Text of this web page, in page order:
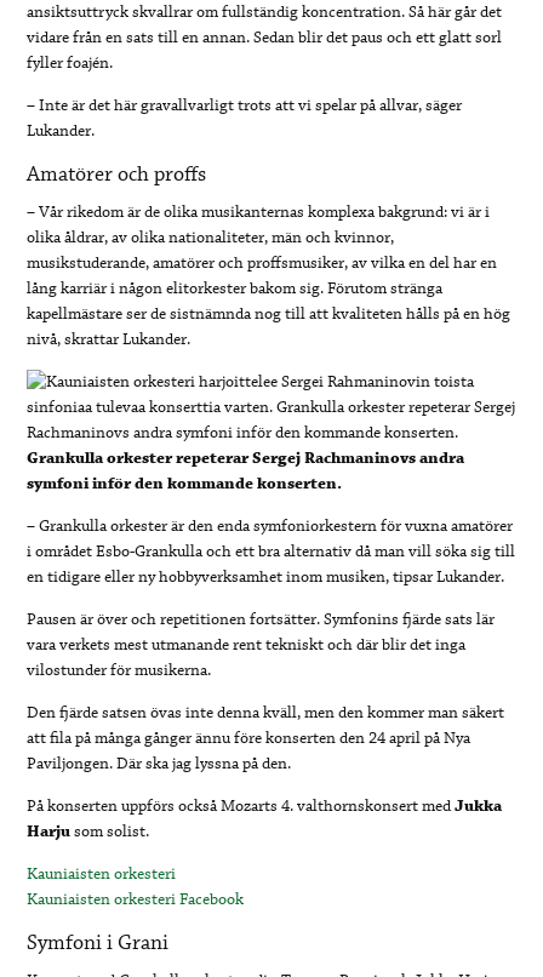
ansiktsuttryck skvallrar om fullständig koncentration. Så här går det
vidare från en sats till en annan. Sedan blir det paus och ett glatt sorl
fyller foajén.
– Inte är det här gravallvarligt trots att vi spelar på allvar, säger
Lukander.
Amatörer och proffs
– Vår rikedom är de olika musikanternas komplexa bakgrund: vi är i
olika åldrar, av olika nationaliteter, män och kvinnor,
musikstuderande, amatörer och proffsmusiker, av vilka en del har en
lång karriär i någon elitorkester bakom sig. Förutom stränga
kapellmästare ser de sistnämnda nog till att kvaliteten hålls på en hög
nivå, skrattar Lukander.
Grankulla orkester repeterar Sergej Rachmaninovs andra
symfoni inför den kommande konserten.
– Grankulla orkester är den enda symfoniorkestern för vuxna amatörer
i området Esbo-Grankulla och ett bra alternativ då man vill söka sig till
en tidigare eller ny hobbyverksamhet inom musiken, tipsar Lukander.
Pausen är över och repetitionen fortsätter. Symfonins fjärde sats lär
vara verkets mest utmanande rent tekniskt och där blir det inga
vilostunder för musikerna.
Den fjärde satsen övas inte denna kväll, men den kommer man säkert
att fila på många gånger ännu före konserten den 24 april på Nya
Paviljongen. Där ska jag lyssna på den.
På konserten uppförs också Mozarts 4. valthornskonsert medJukka
Harjusom solist.
Kauniaisten orkesteri
Kauniaisten orkesteri Facebook
Symfoni i Grani